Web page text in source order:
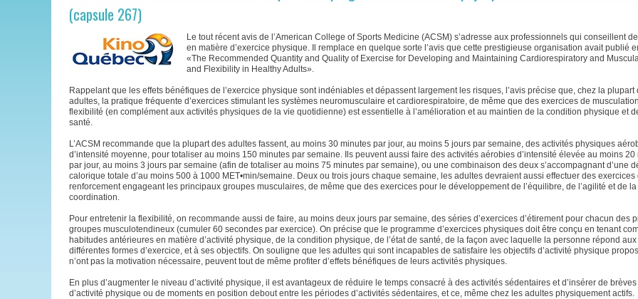
(capsule 267)
Le tout récent avis de l’American College of Sports Medicine (ACSM) s’adresse aux professionnels qui conseillent
en matière d’exercice physique. Il remplace en quelque sorte l’avis que cette prestigieuse organisation avait publié
«The Recommended Quantity and Quality of Exercise for Developing and Maintaining Cardiorespiratory and
and Flexibility in Healthy Adults».
Rappelant que les effets bénéfiques de l’exercice physique sont indéniables et dépassent largement les risques, l’avis précise que, chez la plupart
adultes, la pratique fréquente d’exercices stimulant les systèmes neuromusculaire et cardiorespiratoire, de même que des exercices de
flexibilité (en complément aux activités physiques de la vie quotidienne) est essentielle à l’amélioration et au maintien de la condition physique et
santé.
L’ACSM recommande que la plupart des adultes fassent, au moins 30 minutes par jour, au moins 5 jours par semaine, des activités physiques
d’intensité moyenne, pour totaliser au moins 150 minutes par semaine. Ils peuvent aussi faire des activités aérobies d’intensité élevée au moins 20
par jour, au moins 3 jours par semaine (afin de totaliser au moins 75 minutes par semaine), ou une combinaison des deux s’accompagnant d’une
calorique totale d’au moins 500 à 1000 MET•min/semaine. Deux ou trois jours chaque semaine, les adultes devraient aussi effectuer des exercices
renforcement engageant les principaux groupes musculaires, de même que des exercices pour le développement de l’équilibre, de l’agilité et de la
coordination.
Pour entretenir la flexibilité, on recommande aussi de faire, au moins deux jours par semaine, des séries d’exercices d’étirement pour chacun des
groupes musculotendineux (cumuler 60 secondes par exercice). On précise que le programme d’exercices physiques doit être conçu en tenant
habitudes antérieures en matière d’activité physique, de la condition physique, de l’état de santé, de la façon avec laquelle la personne répond aux
différentes formes d’exercice, et à ses objectifs. On souligne que les adultes qui sont incapables de satisfaire les objectifs d’activité physique
n’ont pas la motivation nécessaire, peuvent tout de même profiter d’effets bénéfiques de leurs activités physiques.
En plus d’augmenter le niveau d’activité physique, il est avantageux de réduire le temps consacré à des activités sédentaires et d’insérer de
d’activité physique ou de moments en position debout entre les périodes d’activités sédentaires, et ce, même chez les adultes physiquement actifs.